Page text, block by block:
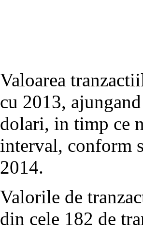
Valoarea
cu 2013,
dolari, in timp ce
interval, conform
2014.
Valorile de
din cele 182 de